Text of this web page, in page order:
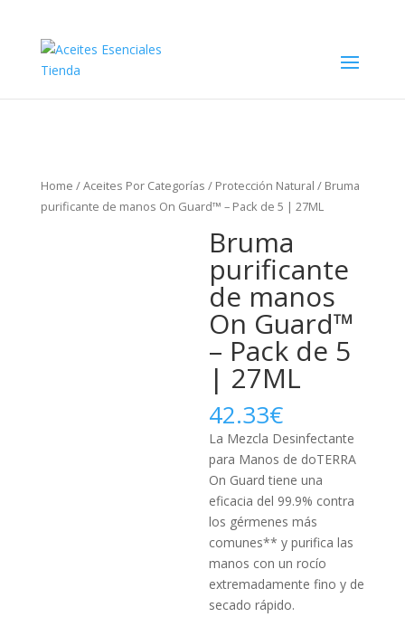
Home /Aceites Por Categorías / Protección Natural / Bruma
purificante de manos On Guard™ – Pack de 5 | 27ML
Bruma
purificante
de manos
On Guard™
– Pack de 5
| 27ML
42.33€
La Mezcla Desinfectante
para Manos de doTERRA
On Guard tiene una
eficacia del 99.9% contra
los gérmenes más
comunes** y purifica las
manos con un rocío
extremadamente fino y de
secado rápido.